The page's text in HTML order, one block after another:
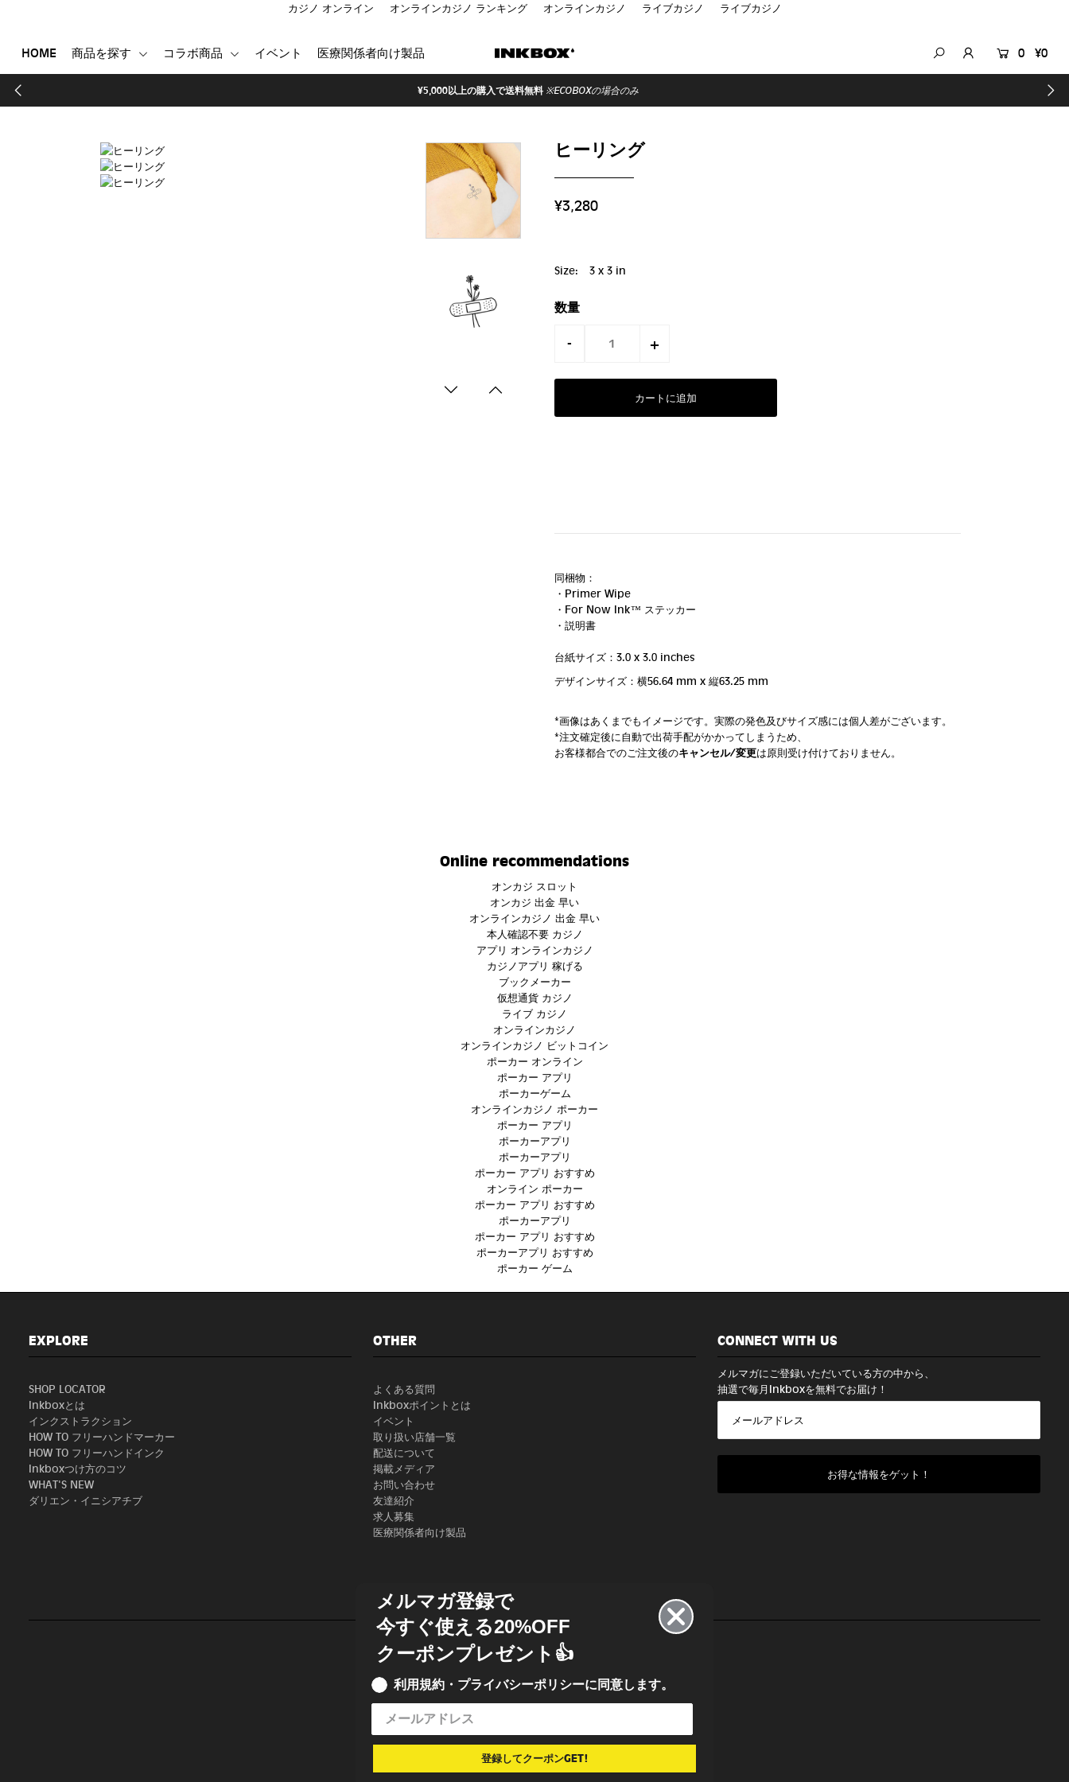
カジノ オンライン オンラインカジノ ランキング オンラインカジノ ライブカジノ ライブカジノ
HOME 商品を探す コラボ商品 イベント 医療関係者向け製品 0 ¥0
¥5,000以上の購入で送料無料 ※ECOBOXの場合のみ
ヒーリング
¥3,280
Size: 3 x 3 in
数量
- +
同梱物：
・Primer Wipe
・For Now Ink ™ ステッカー
・説明書
台紙サイズ：3.0 x 3.0 inches
デザインサイズ：横56.64 mm x 縦63.25 mm
*画像はあくまでもイメージです。実際の発色及びサイズ感には個人差がございます。
*注文確定後に自動で出荷手配がかかってしまうため、
お客様都合でのご注文後のキャンセル/変更は原則受け付けておりません。
Online recommendations
オンカジ スロット
オンカジ 出金 早い
オンラインカジノ 出金 早い
本人確認不要 カジノ
アプリ オンラインカジノ
カジノアプリ 稼げる
ブックメーカー
仮想通貨 カジノ
ライブ カジノ
オンラインカジノ
オンラインカジノ ビットコイン
ポーカー オンライン
ポーカー アプリ
ポーカーゲーム
オンラインカジノ ポーカー
ポーカー アプリ
ポーカーアプリ
ポーカーアプリ
ポーカー アプリ おすすめ
オンライン ポーカー
ポーカー アプリ おすすめ
ポーカーアプリ
ポーカー アプリ おすすめ
ポーカーアプリ おすすめ
ポーカー ゲーム
EXPLORE
SHOP LOCATOR
Inkboxとは
インクストラクション
HOW TO フリーハンドマーカー
HOW TO フリーハンドインク
Inkboxつけ方のコツ
WHAT'S NEW
ダリエン・イニシアチブ
OTHER
よくある質問
Inkboxポイントとは
イベント
取り扱い店舗一覧
配送について
掲載メディア
お問い合わせ
友達紹介
求人募集
医療関係者向け製品
CONNECT WITH US
メルマガにご登録いただいている方の中から、
抽選で毎月Inkboxを無料でお届け！
特定商取引法に基づく表記• 利用規約 •プライバシーポリシー
商品を探す
医療関係者向け製品
メルマガ登録で
今すぐ使える20%OFF
クーポンプレゼント👍
利用規約・プライバシーポリシーに同意します。
登録してクーポンGET!